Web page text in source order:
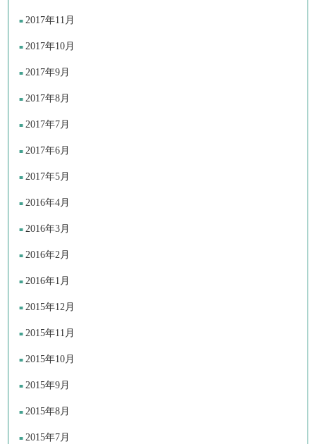
2017年11月
2017年10月
2017年9月
2017年8月
2017年7月
2017年6月
2017年5月
2016年4月
2016年3月
2016年2月
2016年1月
2015年12月
2015年11月
2015年10月
2015年9月
2015年8月
2015年7月